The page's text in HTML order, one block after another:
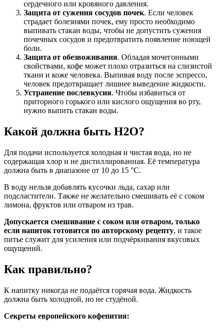
сердечного или кровяного давления.
Защита от сужения сосудов почек. Если человек
страдает болезнями почек, ему просто необходимо
выпивать стакан воды, чтобы не допустить сужения
почечных сосудов и предотвратить появление ноющей
боли.
Защита от обезвоживания. Обладая мочегонными
свойствами, кофе может плохо отразиться на слизистой
ткани и коже человека. Выпивая воду после эспрессо,
человек предотвращает лишнее выведение жидкости.
Устранение послевкусия. Чтобы избавиться от
приторного горького или кислого ощущения во рту,
нужно выпить стакан воды.
Какой должна быть H2O?
Для подачи используется холодная и чистая вода, но не
содержащая хлор и не дистиллированная. Её температура
должна быть в диапазоне от 10 до 15 °С.
В воду нельзя добавлять кусочки льда, сахар или
подсластители. Также не желательно смешивать её с соком
лимона, фруктов или отваром из трав.
Допускается смешивание с соком или отваром, только
если напиток готовится по авторскому рецепту, и такое
питье служит для усиления или подчёркивания вкусовых
ощущений.
Как правильно?
К напитку никогда не подаётся горячая вода. Жидкость
должна быть холодной, но не студёной.
Секреты европейского кофепития: